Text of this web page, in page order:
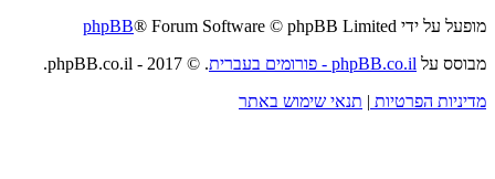
מופעל על ידי
phpBB® Forum Software © phpBB Limited
מבוסס על phpBB.co.il - פורומים בעברית
. © 2017 - phpBB.co.il.
מדיניות הפרטיות | תנאי שימוש באתר